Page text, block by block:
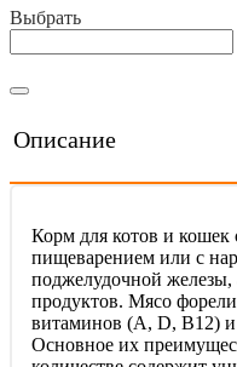
Выбрать
Описание
Корм для котов и кошек
пищеварением или с
поджелудочной
продуктов. Мясо
витаминов (А, D, B12)
Основное их